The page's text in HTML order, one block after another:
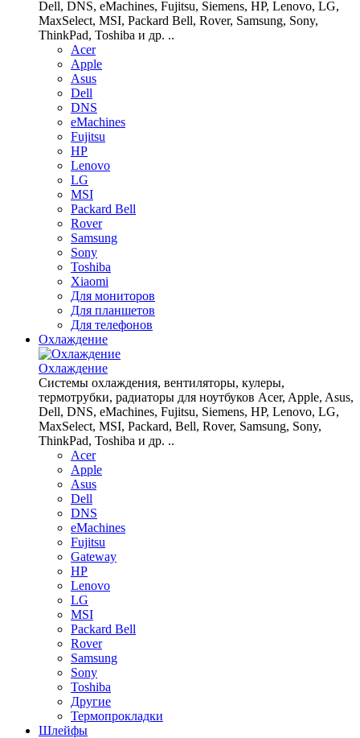
Dell, DNS, eMachines, Fujitsu, Siemens, HP, Lenovo, LG,
MaxSelect, MSI, Packard Bell, Rover, Samsung, Sony,
ThinkPad, Toshiba и др. ..
Acer
Apple
Asus
Dell
DNS
eMachines
Fujitsu
HP
Lenovo
LG
MSI
Packard Bell
Rover
Samsung
Sony
Toshiba
Xiaomi
Для мониторов
Для планшетов
Для телефонов
Охлаждение
Охлаждение
Системы охлаждения, вентиляторы, кулеры,
термотрубки, радиаторы для ноутбуков Acer, Apple, Asus,
Dell, DNS, eMachines, Fujitsu, Siemens, HP, Lenovo, LG,
MaxSelect, MSI, Packard, Bell, Rover, Samsung, Sony,
ThinkPad, Toshiba и др. ..
Acer
Apple
Asus
Dell
DNS
eMachines
Fujitsu
Gateway
HP
Lenovo
LG
MSI
Packard Bell
Rover
Samsung
Sony
Toshiba
Другие
Термопрокладки
Шлейфы